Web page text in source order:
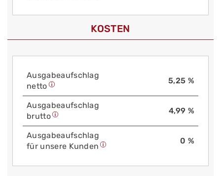
KOSTEN
Aus­gabe­auf­schlag
netto
5,25 %
Aus­gabe­auf­schlag
brutto
4,99 %
Aus­gabe­auf­schlag
für unsere Kunden
0 %